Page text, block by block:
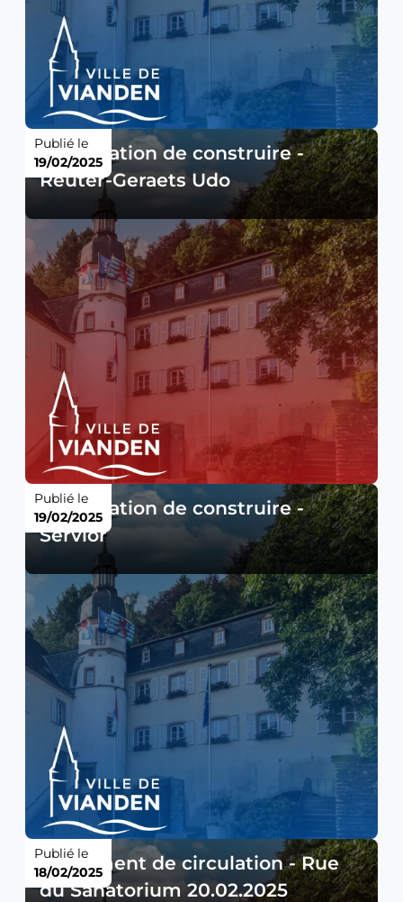
Autorisation de construire -
Reuter-Geraets Udo
Publié le
19/02/2025
Autorisation de construire -
Servior
Publié le
19/02/2025
Règlement de circulation - Rue
du Sanatorium 20.02.2025
Publié le
18/02/2025